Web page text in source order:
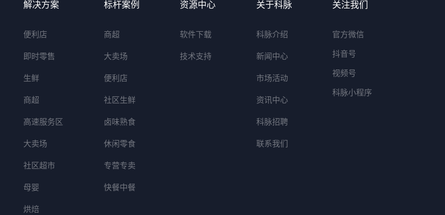
解决方案
便利店
即时零售
生鲜
商超
高速服务区
大卖场
社区超市
母婴
烘焙
标杆案例
商超
大卖场
便利店
社区生鲜
卤味熟食
休闲零食
专营专卖
快餐中餐
资源中心
软件下载
技术支持
关于科脉
科脉介绍
新闻中心
市场活动
资讯中心
科脉招聘
联系我们
关注我们
官方微信
抖音号
视频号
科脉小程序